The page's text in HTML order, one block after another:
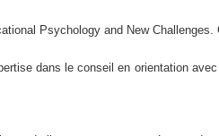
Psychology and New Challenges.
dans le conseil en orientation